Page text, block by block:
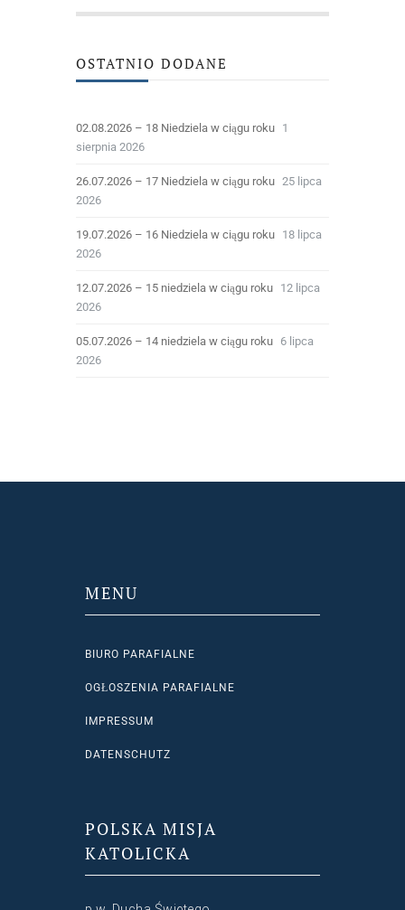
OSTATNIO DODANE
02.08.2026 – 18 Niedziela w ciągu roku 1
sierpnia 2026
26.07.2026 – 17 Niedziela w ciągu roku 25 lipca
2026
19.07.2026 – 16 Niedziela w ciągu roku 18 lipca
2026
12.07.2026 – 15 niedziela w ciągu roku 12 lipca
2026
05.07.2026 – 14 niedziela w ciągu roku 6 lipca
2026
MENU
BIURO PARAFIALNE
OGŁOSZENIA PARAFIALNE
IMPRESSUM
DATENSCHUTZ
POLSKA MISJA
KATOLICKA